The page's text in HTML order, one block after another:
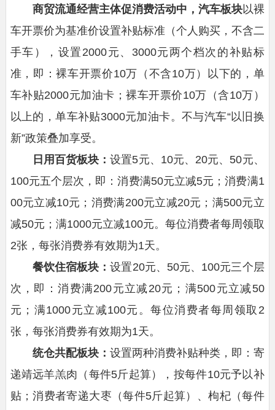
商贸流通经营主体促消费活动中， 汽车板块以裸
车开票价为基准价设置补贴标准（个人购买，不含二
手车），设置2000元、3000元两个档次的补贴标
准，即：裸车开票价10万（不含10万）以下的，单
车补贴2000元加油卡；裸车开票价10万（含10万）
以上的，单车补贴3000元加油卡。不与汽车“以旧换
新”政策叠加享受。
日用百货板块：设置5元、10元、20元、50元、
100元五个层次，即：消费满50元立减5元；消费满1
00元立减10元；消费满200元立减20元；满500元立
减50元；满1000元立减100元。每位消费者每周领取
2张，每张消费券有效期为1天。
餐饮住宿板块：设置20元、50元、100元三个层
次，即：消费满200元立减20元；满500元立减50
元；满1000元立减100元。每位消费者每周领取2
张，每张消费券有效期为1天。
统仓共配板块： 设置两种消费补贴种类，即：寄
递靖远羊羔肉（每件5斤起算），按每件10元予以补
贴；消费者寄递大枣（每件5斤起算）、枸杞（每件